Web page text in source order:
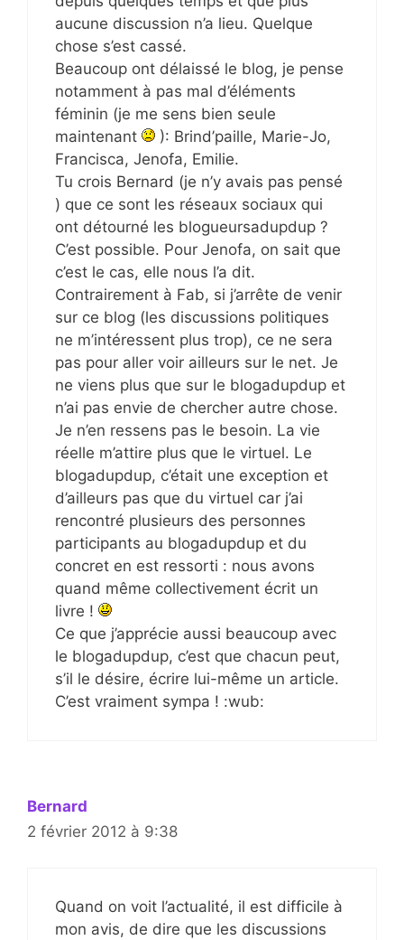
aucune discussion n’a lieu. Quelque
chose s’est cassé.
Beaucoup ont délaissé le blog, je pense
notamment à pas mal d’éléments
féminin (je me sens bien seule
maintenant
): Brind’paille, Marie-Jo,
Francisca, Jenofa, Emilie.
Tu crois Bernard (je n’y avais pas pensé
) que ce sont les réseaux sociaux qui
ont détourné les blogueursadupdup ?
C’est possible. Pour Jenofa, on sait que
c’est le cas, elle nous l’a dit.
Contrairement à Fab, si j’arrête de venir
sur ce blog (les discussions politiques
ne m’intéressent plus trop), ce ne sera
pas pour aller voir ailleurs sur le net. Je
ne viens plus que sur le blogadupdup et
n’ai pas envie de chercher autre chose.
Je n’en ressens pas le besoin. La vie
réelle m’attire plus que le virtuel. Le
blogadupdup, c’était une exception et
d’ailleurs pas que du virtuel car j’ai
rencontré plusieurs des personnes
participants au blogadupdup et du
concret en est ressorti : nous avons
quand même collectivement écrit un
livre !
Ce que j’apprécie aussi beaucoup avec
le blogadupdup, c’est que chacun peut,
s’il le désire, écrire lui-même un article.
C’est vraiment sympa ! :wub:
Bernard
2 février 2012 à 9:38
Quand on voit l’actualité, il est difficile à
mon avis, de dire que les discussions